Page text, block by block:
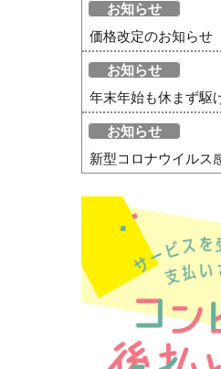
お知らせ
価格改定のお知らせ
お知らせ
年末年始も休まず駆
お知らせ
新型コロナウイルス